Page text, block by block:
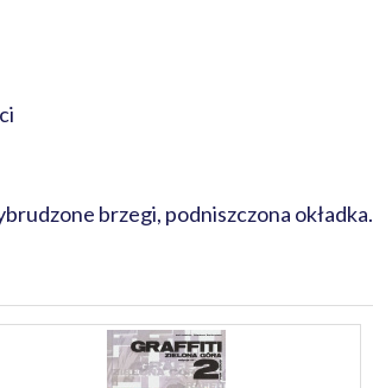
brzegi, podniszczona okładka.